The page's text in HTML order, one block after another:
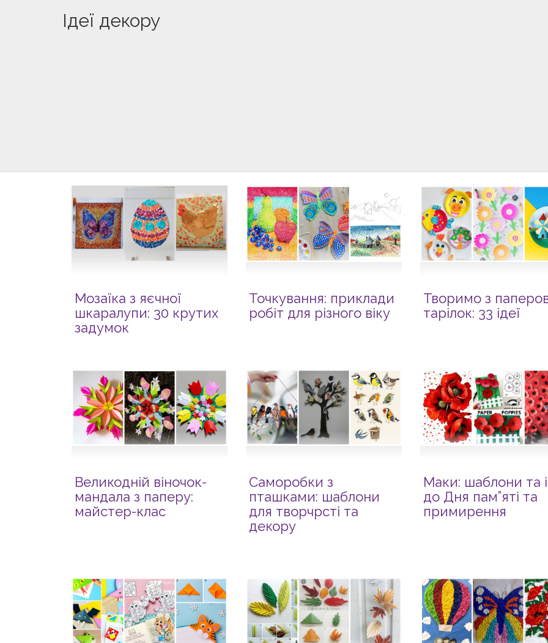
Ідеї декору
Мозаїка з яєчної
шкаралупи: 30 крутих
задумок
Точкування: приклади
робіт для різного віку
Творимо з
тарілок: 33 ідеї
Великодній віночок-
мандала з паперу:
майстер-клас
Саморобки з
пташками: шаблони
для творчрсті та
декору
Маки: шаблони та
до Дня пам”яті та
примирення